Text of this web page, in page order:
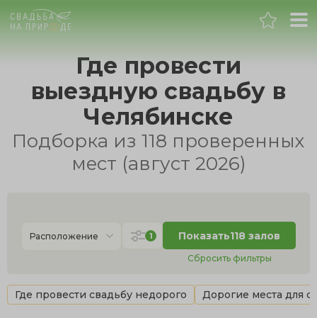
Челябинск
Банкет
День рождения
Новогодний корпоратив
Где провести
выездную свадьбу в
Челябинске
Подборка из 118 проверенных
мест (август 2026)
Расположение 1 Показать118 залов
Сбросить фильтры
Где провести свадьбу недорого Дорогие места для